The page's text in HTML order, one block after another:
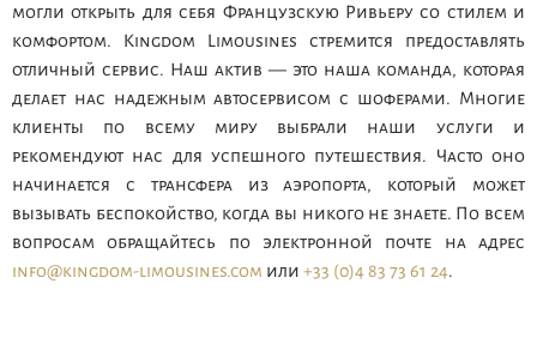
могли открыть для себя Французскую Ривьеру со стилем и
комфортом. Kingdom Limousines стремится предоставлять
отличный сервис. Наш актив — это наша команда, которая
делает нас надежным автосервисом с шоферами. Многие
клиенты по всему миру выбрали наши услуги и
рекомендуют нас для успешного путешествия. Часто оно
начинается с трансфера из аэропорта, который может
вызывать беспокойство, когда вы никого не знаете. По всем
вопросам обращайтесь по электронной почте на адрес
info@kingdom-limousines.com или +33 (0)4 83 73 61 24.